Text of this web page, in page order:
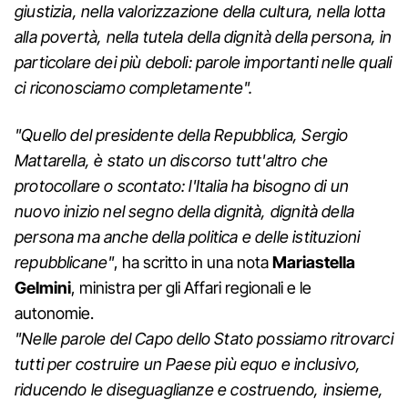
giustizia, nella valorizzazione della cultura, nella lotta
alla povertà, nella tutela della dignità della persona, in
particolare dei più deboli: parole importanti nelle quali
ci riconosciamo completamente".
"Quello del presidente della Repubblica, Sergio
Mattarella, è stato un discorso tutt'altro che
protocollare o scontato: l'Italia ha bisogno di un
nuovo inizio nel segno della dignità, dignità della
persona ma anche della politica e delle istituzioni
repubblicane", ha scritto in una notaMariastella
Gelmini, ministra per gli Affari regionali e le
autonomie.
"Nelle parole del Capo dello Stato possiamo ritrovarci
tutti per costruire un Paese più equo e inclusivo,
riducendo le diseguaglianze e costruendo, insieme,